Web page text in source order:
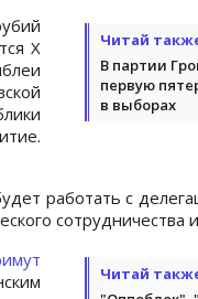
Читай
В партии
первую
в выборах
Х
работать с
сотрудничества
Читай